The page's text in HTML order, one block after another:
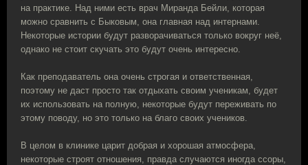
на практике. Над ними есть врач Миранда Бейли, которая
можно сравнить с Быковым, она главная над интернами.
Некоторые истории будут разворачиваться только вокруг неё,
однако не стоит скучать это будут очень интересно.
Как преподаватель она очень строгая и ответственная,
поэтому не даст просто так отдыхать своим ученикам, будет
их использовать на полную, некоторые будут переживать по
этому поводу, но это только на благо своих учеников.
В целом в клинике царит добрая и хорошая атмосфера,
некоторые строят отношения, правда случаются иногда ссоры,